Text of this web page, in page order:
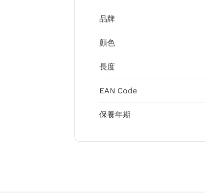
品牌
顏色
長度
EAN Code
保養年期